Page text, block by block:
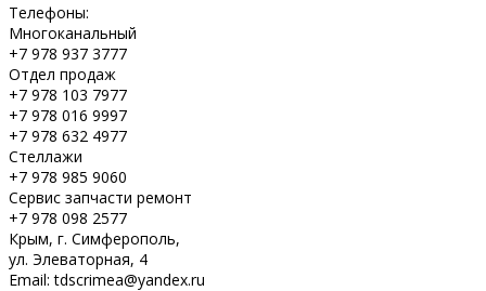
Телефоны:
Многоканальный
+7 978 937 3777
Отдел продаж
+7 978 103 7977
+7 978 016 9997
+7 978 632 4977
Стеллажи
+7 978 985 9060
Сервис запчасти ремонт
+7 978 098 2577
Крым, г. Симферополь,
ул. Элеваторная, 4
Email: tdscrimea@yandex.ru